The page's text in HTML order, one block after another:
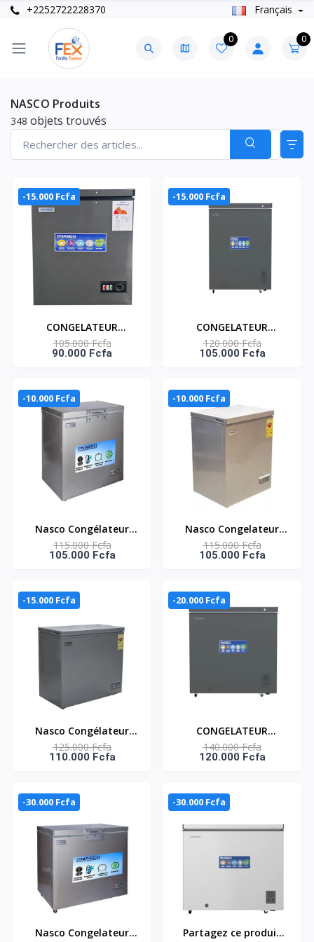
+2252722228370 Français
0 0
NASCO Produits
348 objets trouvés
-15.000 Fcfa
CONGELATEUR
HORIZONTAL UN
PANIER GRIS 175L -
105.000 Fcfa
90.000 Fcfa
-15.000 Fcfa
CONGELATEUR
HORIZONTAL 137L UNE
PORTE - NAS-180WA-
120.000 Fcfa
105.000 Fcfa
-10.000 Fcfa
Nasco Congélateur
Horizontal - NAS-200FL
- 150L- 1 Panier A
115.000 Fcfa
105.000 Fcfa
-10.000 Fcfa
Nasco Congelateur
Horizontal - NAS-
200FL-DS - 200L (150L
Panier A L'Int - Dark
Silver
115.000 Fcfa
105.000 Fcfa
-15.000 Fcfa
Nasco Congélateur
Horizontal -Nas-250Fl-
Ds - 250L (200L Net)/1
L'Int/Dark Silver
125.000 Fcfa
110.000 Fcfa
-20.000 Fcfa
CONGELATEUR
HORIZONTAL 206L UNE
PORTE - NAS-275WA-
140.000 Fcfa
120.000 Fcfa
-30.000 Fcfa
Nasco Congelateur
-30.000 Fcfa
Partagez ce produit